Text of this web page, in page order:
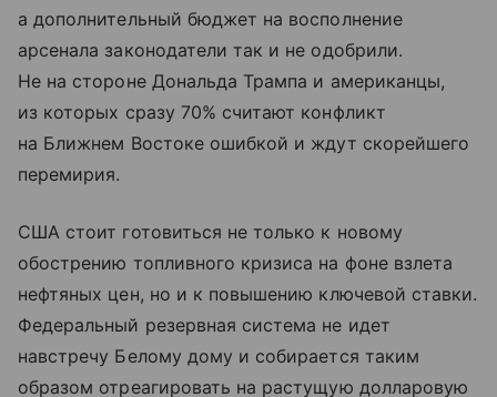
а дополнительный бюджет на восполнение
арсенала законодатели так и не одобрили.
Не на стороне Дональда Трампа и американцы,
из которых сразу 70% считают конфликт
на Ближнем Востоке ошибкой и ждут скорейшего
перемирия.
США стоит готовиться не только к новому
обострению топливного кризиса на фоне взлета
нефтяных цен, но и к повышению ключевой ставки.
Федеральный резервная система не идет
навстречу Белому дому и собирается таким
образом отреагировать на растущую долларовую